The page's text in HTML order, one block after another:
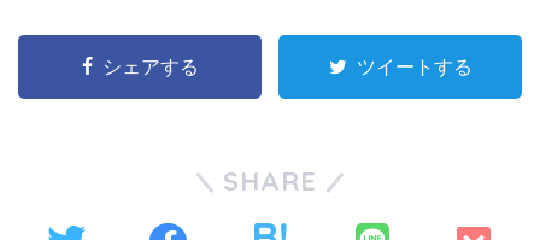
シェアする ツイートする
SHARE